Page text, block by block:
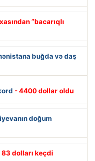
“bacarıqlı
buğda və daş
- 4400 dollar oldu
doğum
83 dolları keçdi